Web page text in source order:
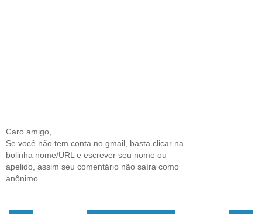
Caro amigo,
Se você não tem conta no gmail, basta clicar na
bolinha nome/URL e escrever seu nome ou
apelido, assim seu comentário não saíra como
anônimo.